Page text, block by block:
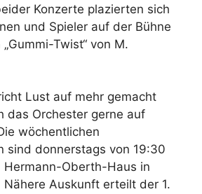
Konzerte plazierten sich
und Spieler auf der Bühne
Twist“ von M.
Lust auf mehr gemacht
das Orchester gerne auf
wöchentlichen
sind donnerstags von 19:30
Hermann-Oberth-Haus in
Nähere Auskunft erteilt der 1.